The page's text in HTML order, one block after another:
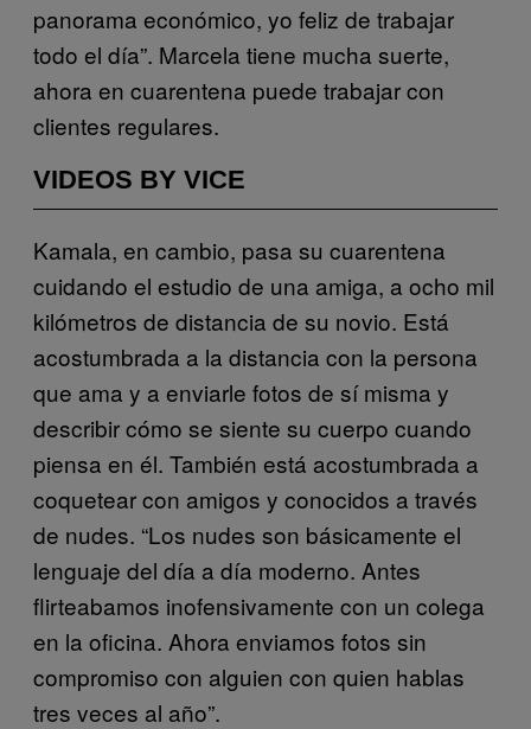
panorama económico, yo feliz de trabajar
todo el día”. Marcela tiene mucha suerte,
ahora en cuarentena puede trabajar con
clientes regulares.
VIDEOS BY VICE
Kamala, en cambio, pasa su cuarentena
cuidando el estudio de una amiga, a ocho mil
kilómetros de distancia de su novio. Está
acostumbrada a la distancia con la persona
que ama y a enviarle fotos de sí misma y
describir cómo se siente su cuerpo cuando
piensa en él. También está acostumbrada a
coquetear con amigos y conocidos a través
de nudes. “Los nudes son básicamente el
lenguaje del día a día moderno. Antes
flirteabamos inofensivamente con un colega
en la oficina. Ahora enviamos fotos sin
compromiso con alguien con quien hablas
tres veces al año”.